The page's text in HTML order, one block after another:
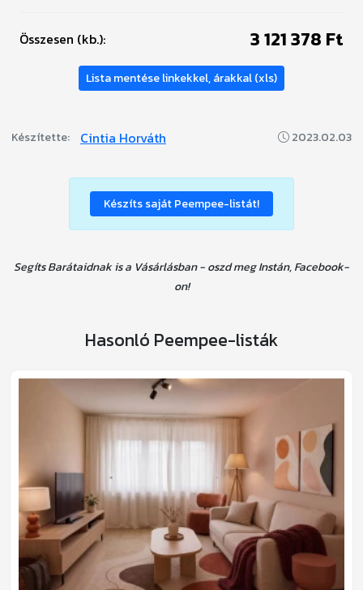
Összesen (kb.): 3 121 378 Ft
Lista mentése linkekkel, árakkal (xls)
Készítette: Cintia Horváth 2023.02.03
Készíts saját Peempee-listát!
Segíts Barátaidnak is a Vásárlásban - oszd meg Instán, Facebook-
on!
Hasonló Peempee-listák